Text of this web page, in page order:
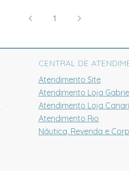
1
CENTRAL DE
Atendimento Site
Atendimento Loja
Atendimento Loja
Atendimento Rio
Náutica, Revenda e